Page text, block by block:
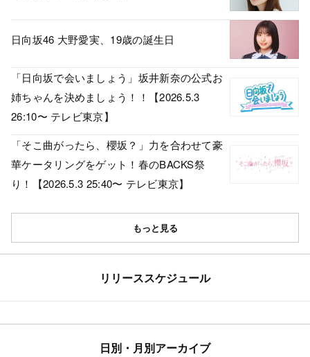
日向坂46 大野愛実、19歳の誕生日
「日向坂で会いましょう」坂井新奈の公式お
姉ちゃんを決めましょう！！【2026.5.3
26:10〜 テレビ東京】
「そこ曲がったら、櫻坂？」力を合わせて豪
華ケータリングをゲット！春のBACKS祭
り！【2026.5.3 25:40〜 テレビ東京】
もっと見る
リリーススケジュール
日別・月別アーカイブ